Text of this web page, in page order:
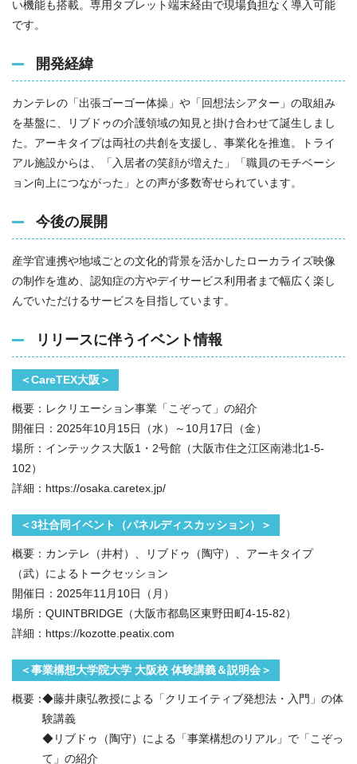
い機能も搭載。専用タブレット端末経由で現場負担なく導入可能
です。
開発経緯
カンテレの「出張ゴーゴー体操」や「回想法シアター」の取組み
を基盤に、リブドゥの介護領域の知見と掛け合わせて誕生しまし
た。アーキタイプは両社の共創を支援し、事業化を推進。トライ
アル施設からは、「入居者の笑顔が増えた」「職員のモチベーシ
ョン向上につながった」との声が多数寄せられています。
今後の展開
産学官連携や地域ごとの文化的背景を活かしたローカライズ映像
の制作を進め、認知症の方やデイサービス利用者まで幅広く楽し
んでいただけるサービスを目指しています。
リリースに伴うイベント情報
＜CareTEX大阪＞
概要：レクリエーション事業「こぞって」の紹介
開催日：2025年10月15日（水）～10月17日（金）
場所：インテックス大阪1・2号館（大阪市住之江区南港北1-5-
102）
詳細：https://osaka.caretex.jp/
＜3社合同イベント（パネルディスカッション）＞
概要：カンテレ（井村）、リブドゥ（陶守）、アーキタイプ
（武）によるトークセッション
開催日：2025年11月10日（月）
場所：QUINTBRIDGE（大阪市都島区東野田町4-15-82）
詳細：https://kozotte.peatix.com
＜事業構想大学院大学 大阪校 体験講義＆説明会＞
概要：◆藤井康弘教授による「クリエイティブ発想法・入門」の体
験講義
◆リブドゥ（陶守）による「事業構想のリアル」で「こぞっ
て」の紹介